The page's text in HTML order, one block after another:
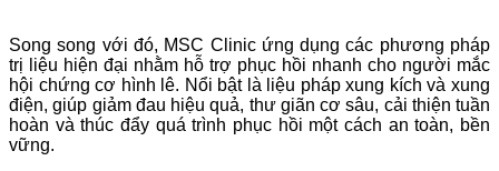
Song song với đó, MSC Clinic ứng dụng các phương pháp
trị liệu hiện đại nhằm hỗ trợ phục hồi nhanh cho người mắc
hội chứng cơ hình lê. Nổi bật là liệu pháp xung kích và xung
điện, giúp giảm đau hiệu quả, thư giãn cơ sâu, cải thiện tuần
hoàn và thúc đẩy quá trình phục hồi một cách an toàn, bền
vững.